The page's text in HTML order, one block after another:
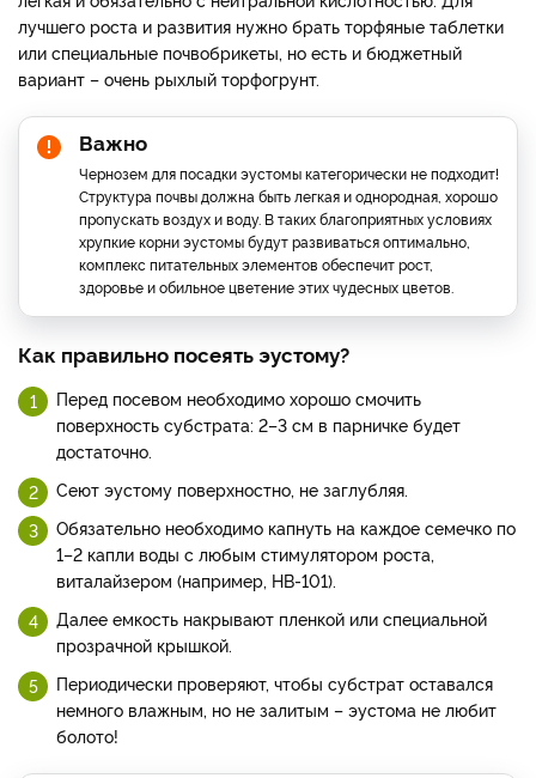
лучшего роста и развития нужно брать торфяные таблетки
или специальные почвобрикеты, но есть и бюджетный
вариант – очень рыхлый торфогрунт.
Важно
Чернозем для посадки эустомы категорически не подходит!
Структура почвы должна быть легкая и однородная, хорошо
пропускать воздух и воду. В таких благоприятных условиях
хрупкие корни эустомы будут развиваться оптимально,
комплекс питательных элементов обеспечит рост,
здоровье и обильное цветение этих чудесных цветов.
Как правильно посеять эустому?
Перед посевом необходимо хорошо смочить
поверхность субстрата: 2–3 см в парничке будет
достаточно.
Сеют эустому поверхностно, не заглубляя.
Обязательно необходимо капнуть на каждое семечко по
1–2 капли воды с любым стимулятором роста,
виталайзером (например, НВ-101).
Далее емкость накрывают пленкой или специальной
прозрачной крышкой.
Периодически проверяют, чтобы субстрат оставался
немного влажным, но не залитым – эустома не любит
болото!